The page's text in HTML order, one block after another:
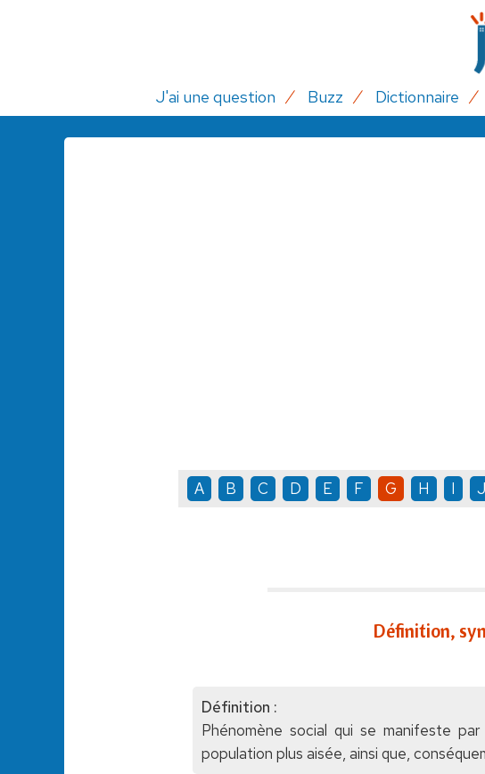
J'ai une question Buzz Dictionnaire
A B C D E F G H I J
Définition,
Définition :
Phénomène social qui se manifeste
population plus aisée, ainsi que,